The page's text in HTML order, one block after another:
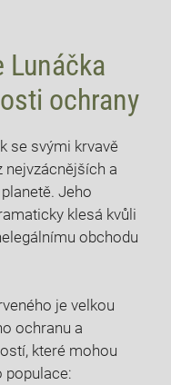
Lunáčka
ochrany
se svými krvavě
nejvzácnějších a
Jeho
klesá kvůli
obchodu
je velkou
ochranu a
které mohou
populace: